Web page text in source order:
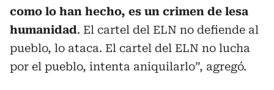
como lo han hecho, es un crimen de lesa
humanidad. El cartel del ELN no defiende al
pueblo, lo ataca. El cartel del ELN no lucha
por el pueblo, intenta aniquilarlo”, agregó.